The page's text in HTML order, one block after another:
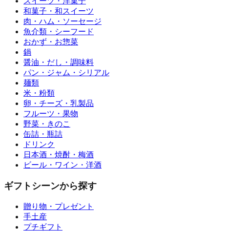
和菓子・和スイーツ
肉・ハム・ソーセージ
魚介類・シーフード
おかず・お惣菜
鍋
醤油・だし・調味料
パン・ジャム・シリアル
麺類
米・粉類
卵・チーズ・乳製品
フルーツ・果物
野菜・きのこ
缶詰・瓶詰
ドリンク
日本酒・焼酎・梅酒
ビール・ワイン・洋酒
ギフトシーンから探す
贈り物・プレゼント
手土産
プチギフト